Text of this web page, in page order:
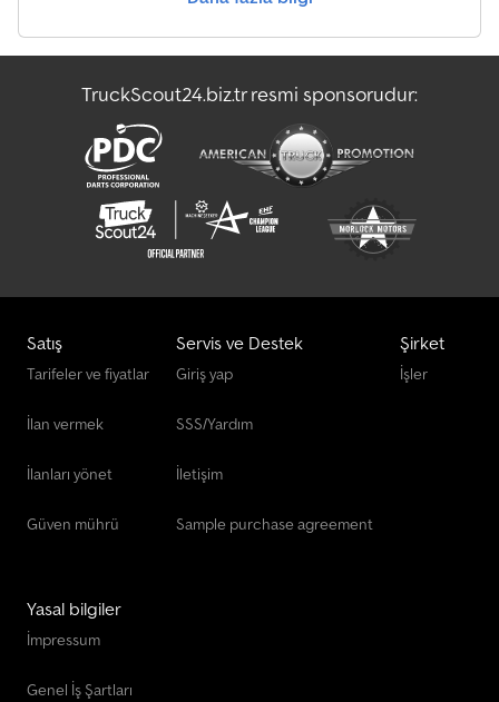
TruckScout24.biz.tr resmi sponsorudur:
Satış
Tarifeler ve fiyatlar
İlan vermek
İlanları yönet
Güven mührü
Servis ve Destek
Giriş yap
SSS/Yardım
İletişim
Sample purchase agreement
Şirket
İşler
Yasal bilgiler
İmpressum
Genel İş Şartları